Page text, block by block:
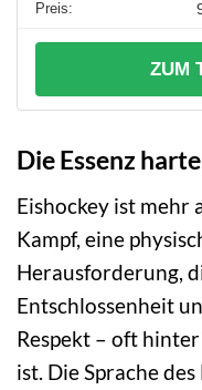
ZUM
Die Essenz
Eishockey ist mehr
Kampf, eine
Herausforderung,
Entschlossenheit
Respekt – oft
ist. Die Sprache